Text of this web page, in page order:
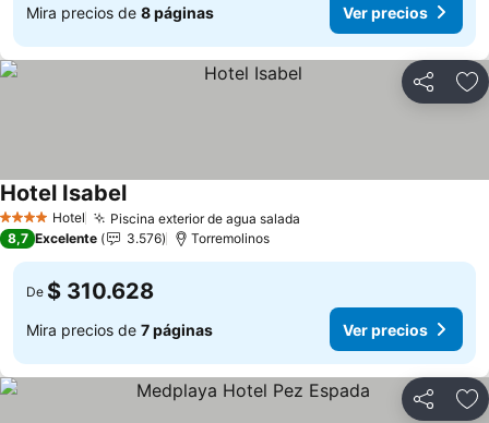
Mira precios de 8 páginas Ver precios
Compartir
4 EstrellasHotel Piscina exterior de agua salada
Hotel IsabelVer precios
8,7 Excelente 3.576 Torremolinos
De $ 310.628
Mira precios de 7 páginas Ver precios
Compartir